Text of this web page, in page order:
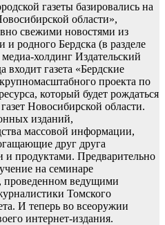
газеты базировались на
области»,
свежими новостями из
родного Бердска (в разделе
холдинг Издательский
входит газета «Бердские
проекта по
который будет рождаться
Новосибирской области.
изданий,
массовой информации,
друг друга
продуктами. Предварительно
на семинаре
проведенном ведущими
Томского
И теперь во всеоружии
интернет-издания.